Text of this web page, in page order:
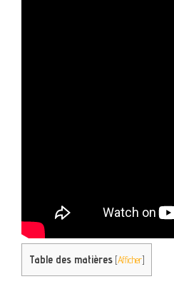
Table des matières [Afficher]